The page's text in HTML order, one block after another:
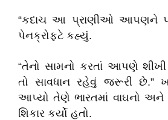
“કદાચ આ પ્રાણીઓ આપણને
પેનક્રોફટે કહ્યું.
“તેનો સામનો કરતાં આપણે
તો સાવધાન રહેવું જરૂરી છે.”
આપ્યો તેણે ભારતમાં વાઘનો અને
શિકાર કર્યો હતો.